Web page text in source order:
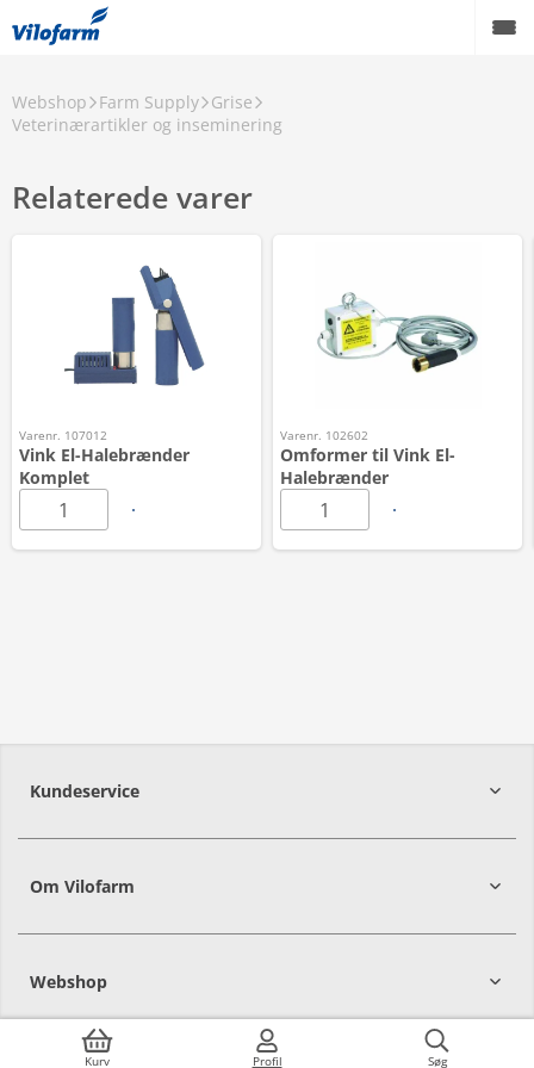
Kurv Profil Søg
Webshop Farm Supply Grise
Veterinærartikler og inseminering
Relaterede varer
Varenr. 107012
Vink El-Halebrænder
Komplet
Varenr. 102602
Omformer til Vink El-
Halebrænder
Kundeservice
Om Vilofarm
Webshop